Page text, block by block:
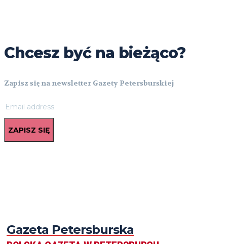
Chcesz być na bieżąco?
Zapisz się na newsletter Gazety Petersburskiej
ZAPISZ SIĘ
Gazeta Petersburska